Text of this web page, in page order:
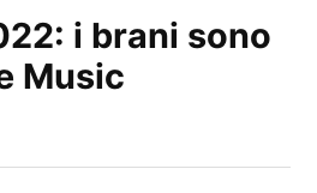
i brani sono
Music